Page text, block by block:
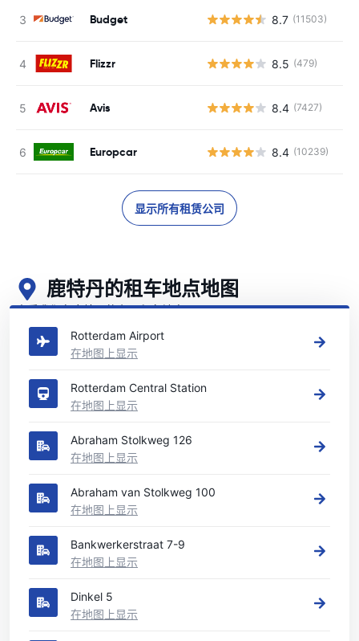
Budget 8.7 (11503)
Flizzr 8.5 (479)
Avis 8.4 (7427)
Europcar 8.4 (10239)
显示所有租赁公司
鹿特丹的租车地点地图
查看我们在鹿特丹的主要租车地点
Rotterdam Airport
在地图上显示
Rotterdam Central Station
在地图上显示
Abraham Stolkweg 126
在地图上显示
Abraham van Stolkweg 100
在地图上显示
Bankwerkerstraat 7-9
在地图上显示
Dinkel 5
在地图上显示